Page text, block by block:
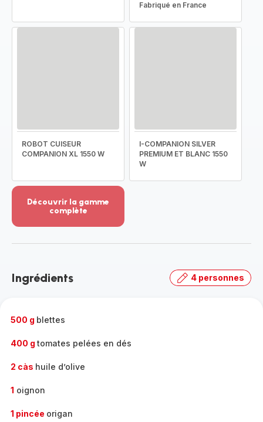
Fabriqué en France
ROBOT CUISEUR
COMPANION XL 1550 W
I-COMPANION SILVER
PREMIUM ET BLANC 1550
W
Découvrir la gamme
complète
-
gamme
Ingrédients 4 personnes
500 g blettes
400 g tomates pelées en dés
2 càs huile d’olive
1 oignon
1 pincée origan